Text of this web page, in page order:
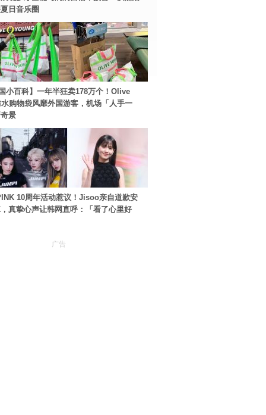
日音乐圈
小百科】一年半狂卖178万个！Olive
购物袋风靡外国游客，机场「人手一
景
10周年活动惹议！Jisoo亲自道歉安
真挚心声让韩网直呼：「看了心里好
广告